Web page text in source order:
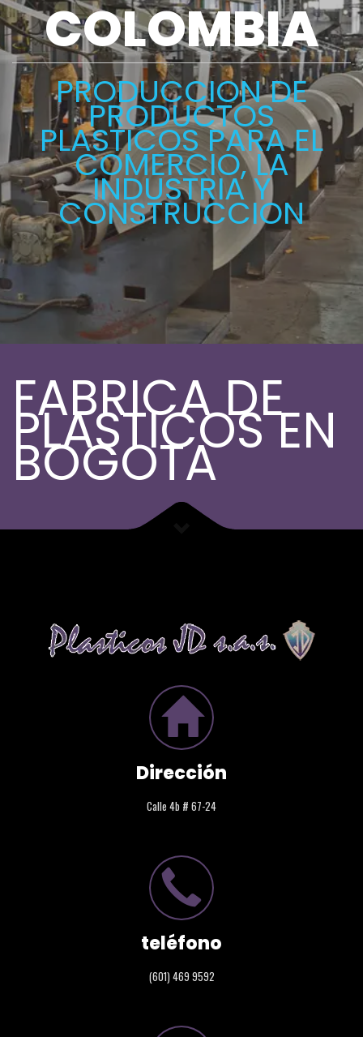
COLOMBIA
PRODUCCION DE
PRODUCTOS
PLASTICOS PARA EL
COMERCIO, LA
INDUSTRIA Y
CONSTRUCCION
FABRICA DE
PLASTICOS EN
BOGOTA
Dirección
Calle 4b # 67-24
teléfono
(601) 469 9592